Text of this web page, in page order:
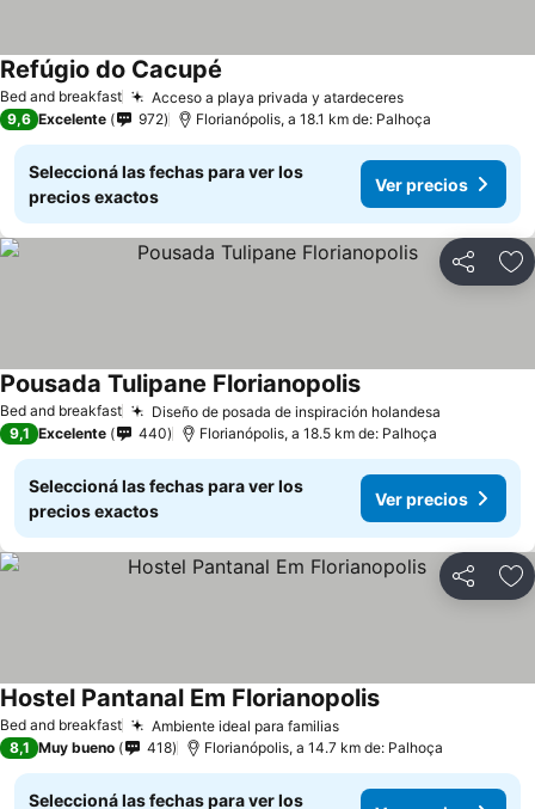
Bed and breakfast Acceso a playa privada y atardeceres
Refúgio do Cacupé
9,6 Excelente 972 Florianópolis, a 18.1 km de: Palhoça
Seleccioná las fechas para ver los
precios exactos
Ver precios
Compartir
Bed and breakfast Diseño de posada de inspiración holandesa
Pousada Tulipane Florianopolis
9,1 Excelente 440 Florianópolis, a 18.5 km de: Palhoça
Seleccioná las fechas para ver los
precios exactos
Ver precios
Compartir
Bed and breakfast Ambiente ideal para familias
Hostel Pantanal Em Florianopolis
8,1 Muy bueno 418 Florianópolis, a 14.7 km de: Palhoça
Seleccioná las fechas para ver los